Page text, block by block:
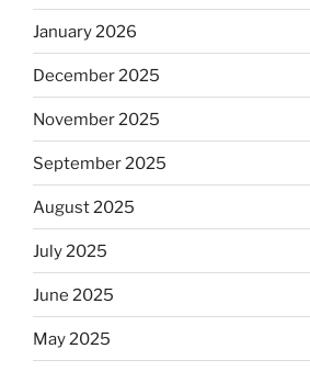
January 2026
December 2025
November 2025
September 2025
August 2025
July 2025
June 2025
May 2025